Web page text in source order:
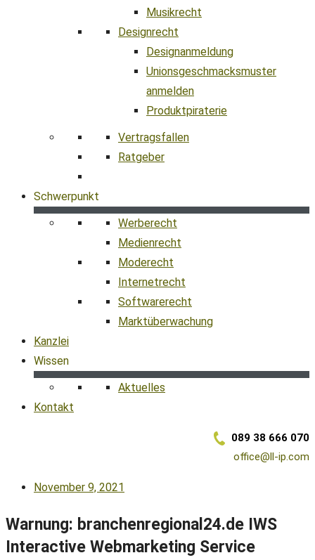
Musikrecht
Designrecht
Designanmeldung
Unionsgeschmacksmuster
anmelden
Produktpiraterie
Vertragsfallen
Ratgeber
Schwerpunkt
Werberecht
Medienrecht
Moderecht
Internetrecht
Softwarerecht
Marktüberwachung
Kanzlei
Wissen
Aktuelles
Kontakt
089 38 666 070
office@ll-ip.com
November 9, 2021
Warnung: branchenregional24.de IWS
Interactive Webmarketing Service